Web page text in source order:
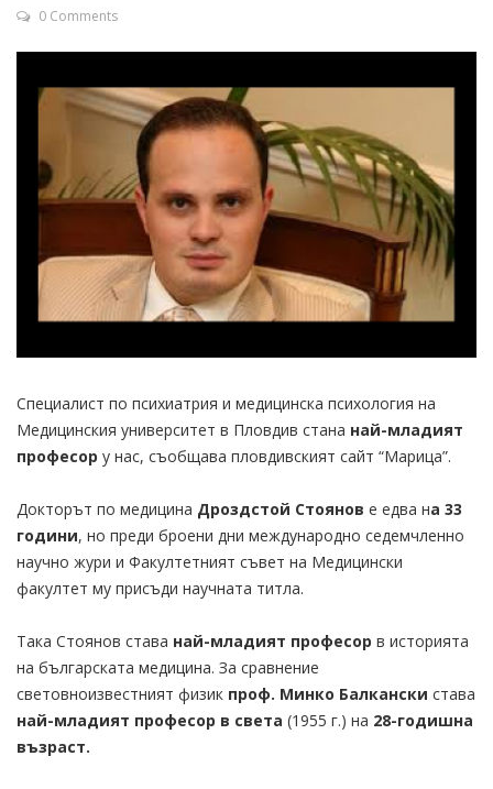
0 Comments
Специалист по психиатрия и медицинска психология на
Медицинския университет в Пловдив стана най-младият
професор у нас, съобщава пловдивският сайт “Марица”.
Докторът по медицина Дроздстой Стоянов е едва на 33
години, но преди броени дни международно седемчленно
научно жури и Факултетният съвет на Медицински
факултет му присъди научната титла.
Така Стоянов става най-младият професор в историята
на българската медицина. За сравнение
световноизвестният физик проф. Минко Балкански става
най-младият професор в света (1955 г.) на 28-годишна
възраст.